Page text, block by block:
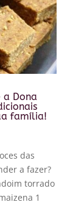
a Dona
família!
das
a fazer?
torrado
1